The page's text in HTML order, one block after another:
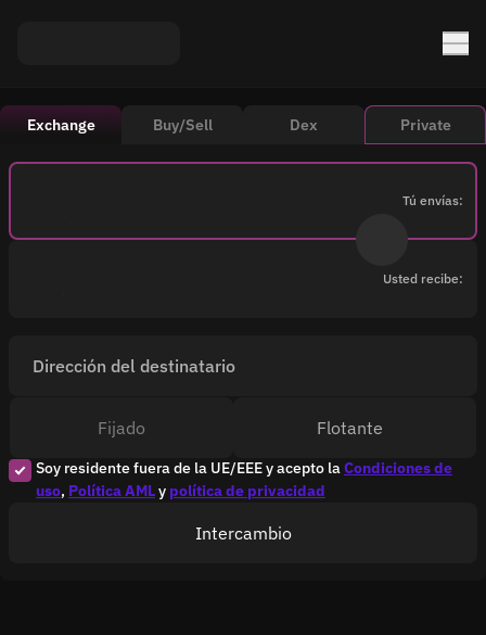
Exchange Buy/Sell Dex Private
Tú envías:
Usted recibe:
Dirección del destinatario
Soy residente fuera de la UE/EEE y acepto laCondiciones de
uso, Política AMLy política de privacidad
Fijado Flotante
Intercambio